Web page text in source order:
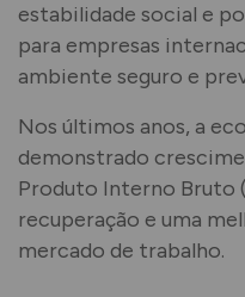
estabilidade social e
para empresas
ambiente seguro e
Nos últimos anos, a
demonstrado
Produto Interno Bruto
recuperação e uma
mercado de trabalho.